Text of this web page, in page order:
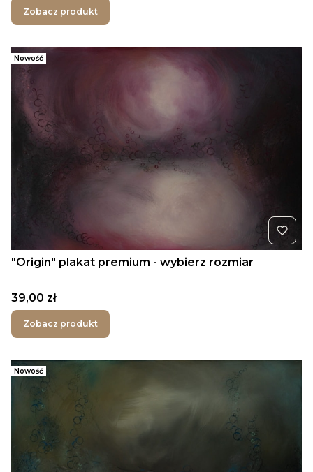
Zobacz produkt
Nowość
"Origin" plakat premium - wybierz rozmiar
Cena
39,00 zł
Zobacz produkt
Nowość